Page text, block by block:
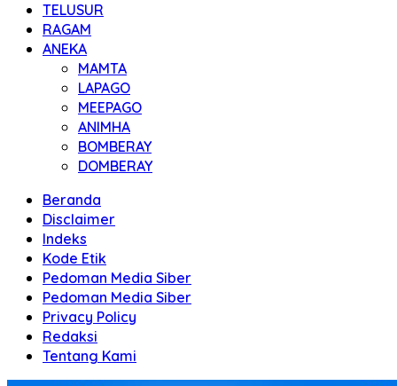
TELUSUR
RAGAM
ANEKA
MAMTA
LAPAGO
MEEPAGO
ANIMHA
BOMBERAY
DOMBERAY
Beranda
Disclaimer
Indeks
Kode Etik
Pedoman Media Siber
Pedoman Media Siber
Privacy Policy
Redaksi
Tentang Kami